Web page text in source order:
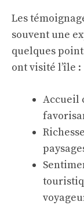
Les
souvent une
quelques
ont visité l’île :
Accueil